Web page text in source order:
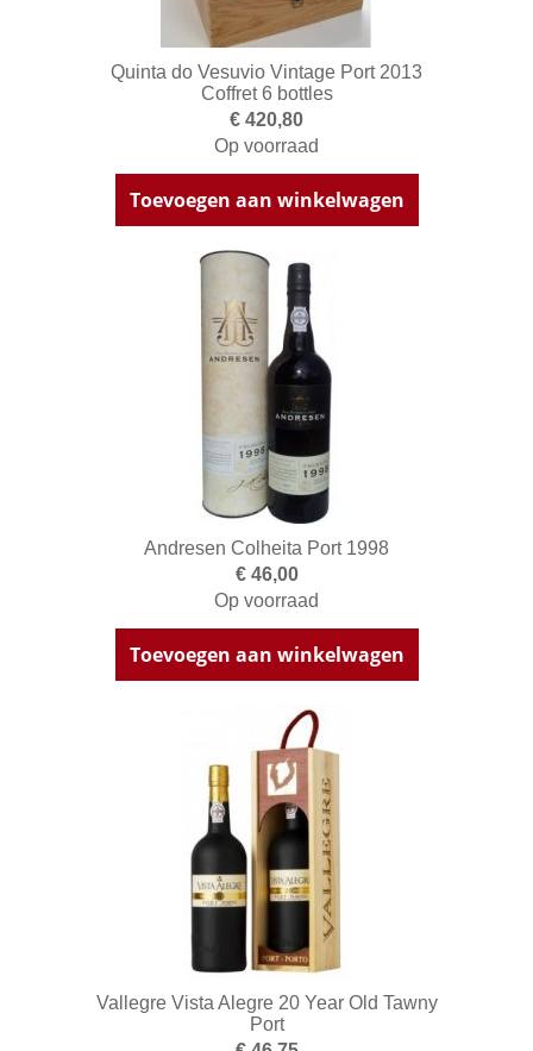
Quinta do Vesuvio Vintage Port 2013
Coffret 6 bottles
€ 420,80
Op voorraad
Toevoegen aan winkelwagen
Andresen Colheita Port 1998
€ 46,00
Op voorraad
Toevoegen aan winkelwagen
Vallegre Vista Alegre 20 Year Old Tawny
Port